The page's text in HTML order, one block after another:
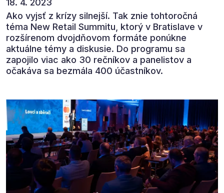
18. 4. 2023
Ako vyjsť z krízy silnejší. Tak znie tohtoročná
téma New Retail Summitu, ktorý v Bratislave v
rozšírenom dvojdňovom formáte ponúkne
aktuálne témy a diskusie. Do programu sa
zapojilo viac ako 30 rečníkov a panelistov a
očakáva sa bezmála 400 účastníkov.